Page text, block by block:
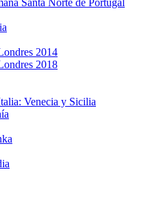
2014
2018
Venecia y Sicilia